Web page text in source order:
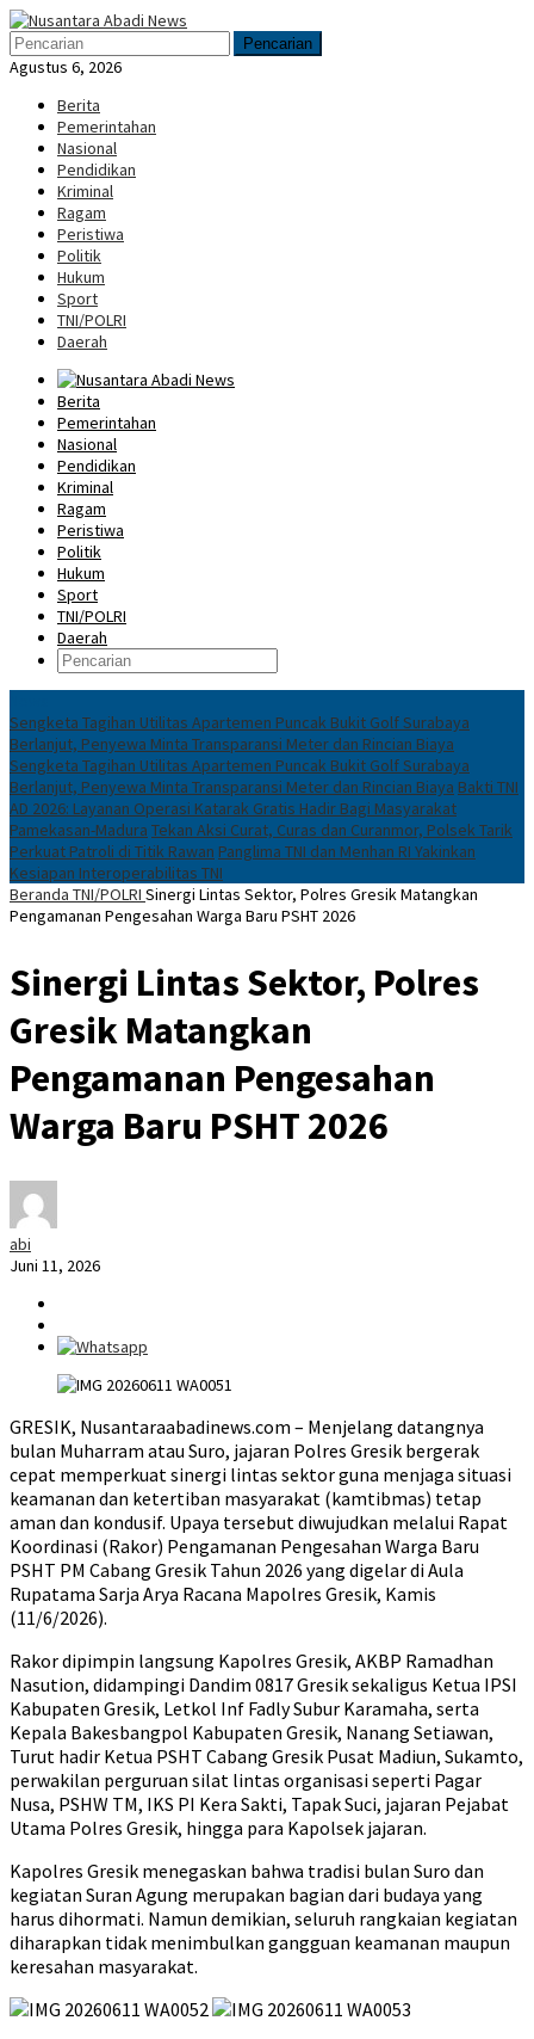
Loncat
ke
konten
Menu
Mobile
Pencarian
Agustus 6, 2026
Berita
Pemerintahan
Nasional
Pendidikan
Kriminal
Ragam
Peristiwa
Politik
Hukum
Sport
TNI/POLRI
Daerah
Berita
Pemerintahan
Nasional
Pendidikan
Kriminal
Ragam
Peristiwa
Politik
Hukum
Sport
TNI/POLRI
Daerah
Sengketa Tagihan Utilitas Apartemen Puncak Bukit Golf Surabaya
Berlanjut, Penyewa Minta Transparansi Meter dan Rincian Biaya
Sengketa Tagihan Utilitas Apartemen Puncak Bukit Golf Surabaya
Berlanjut, Penyewa Minta Transparansi Meter dan Rincian Biaya Bakti TNI
AD 2026: Layanan Operasi Katarak Gratis Hadir Bagi Masyarakat
Pamekasan-Madura Tekan Aksi Curat, Curas dan Curanmor, Polsek Tarik
Perkuat Patroli di Titik Rawan Panglima TNI dan Menhan RI Yakinkan
Kesiapan Interoperabilitas TNI
Beranda TNI/POLRI Sinergi Lintas Sektor, Polres Gresik Matangkan
Pengamanan Pengesahan Warga Baru PSHT 2026
Sinergi Lintas Sektor, Polres
Gresik Matangkan
Pengamanan Pengesahan
Warga Baru PSHT 2026
abi
Juni 11, 2026
GRESIK, Nusantaraabadinews.com – Menjelang datangnya
bulan Muharram atau Suro, jajaran Polres Gresik bergerak
cepat memperkuat sinergi lintas sektor guna menjaga situasi
keamanan dan ketertiban masyarakat (kamtibmas) tetap
aman dan kondusif. Upaya tersebut diwujudkan melalui Rapat
Koordinasi (Rakor) Pengamanan Pengesahan Warga Baru
PSHT PM Cabang Gresik Tahun 2026 yang digelar di Aula
Rupatama Sarja Arya Racana Mapolres Gresik, Kamis
(11/6/2026).
Rakor dipimpin langsung Kapolres Gresik, AKBP Ramadhan
Nasution, didampingi Dandim 0817 Gresik sekaligus Ketua IPSI
Kabupaten Gresik, Letkol Inf Fadly Subur Karamaha, serta
Kepala Bakesbangpol Kabupaten Gresik, Nanang Setiawan,
Turut hadir Ketua PSHT Cabang Gresik Pusat Madiun, Sukamto,
perwakilan perguruan silat lintas organisasi seperti Pagar
Nusa, PSHW TM, IKS PI Kera Sakti, Tapak Suci, jajaran Pejabat
Utama Polres Gresik, hingga para Kapolsek jajaran.
Kapolres Gresik menegaskan bahwa tradisi bulan Suro dan
kegiatan Suran Agung merupakan bagian dari budaya yang
harus dihormati. Namun demikian, seluruh rangkaian kegiatan
diharapkan tidak menimbulkan gangguan keamanan maupun
keresahan masyarakat.